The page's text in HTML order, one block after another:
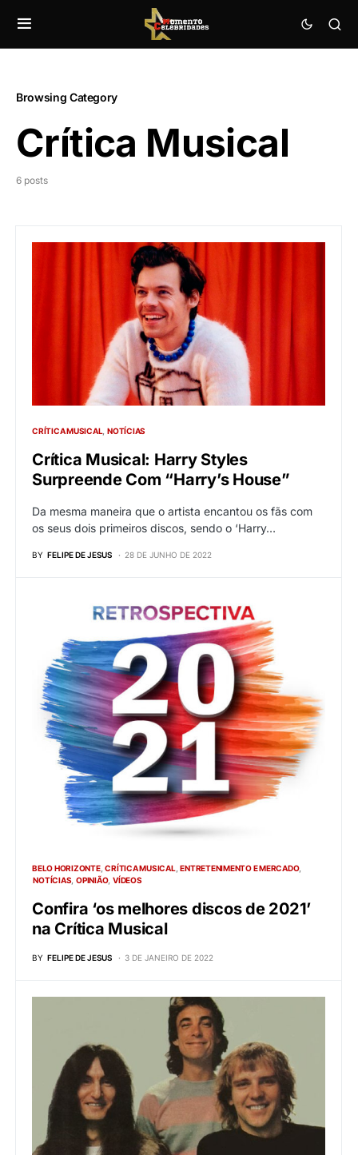
Browsing Category
Crítica Musical
6 posts
CRÍTICA MUSICAL NOTÍCIAS
Crítica Musical: Harry Styles
Surpreende Com “Harry’s House”
Da mesma maneira que o artista encantou os fãs com
os seus dois primeiros discos, sendo o ‘Harry…
BY FELIPE DE JESUS 28 DE JUNHO DE 2022
BELO HORIZONTE CRÍTICA MUSICAL ENTRETENIMENTO E MERCADO
NOTÍCIAS OPINIÃO VÍDEOS
Confira ‘os melhores discos de 2021’
na Crítica Musical
BY FELIPE DE JESUS 3 DE JANEIRO DE 2022